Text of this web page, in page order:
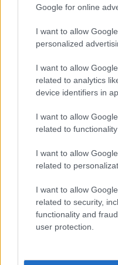
Google for online
I want to allow
personalized
I want to allow
related to analytics
device identifiers in
I want to allow
related to
I want to allow
related to
I want to allow
related to security,
functionality and
user protection.
Multe ai genitori per i
Barbie 2 a rischio: i
il cast
Proroga
la Legge di Bilancio
Il portale del lavoro e della
stipendi, guide pratiche
scrivere un CV e